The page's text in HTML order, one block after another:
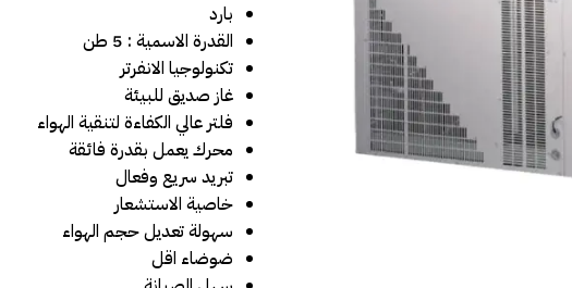
بارد
القدرة الاسمية : 5 طن
تكنولوجيا الانفرتر
غاز صديق للبيئة
فلتر عالي الكفاءة لتنقية الهواء
محرك يعمل بقدرة فائقة
تبريد سريع وفعال
خاصية الاستشعار
سهولة تعديل حجم الهواء
ضوضاء اقل